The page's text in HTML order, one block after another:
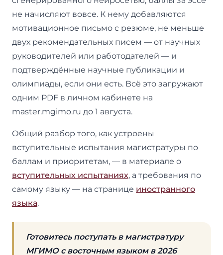
не начисляют вовсе. К нему добавляются
мотивационное письмо с резюме, не меньше
двух рекомендательных писем — от научных
руководителей или работодателей — и
подтверждённые научные публикации и
олимпиады, если они есть. Всё это загружают
одним PDF в личном кабинете на
master.mgimo.ru до 1 августа.
Общий разбор того, как устроены
вступительные испытания магистратуры по
баллам и приоритетам, — в материале о
вступительных испытаниях, а требования по
самому языку — на странице иностранного
языка.
Готовитесь поступать в магистратуру
МГИМО с восточным языком в 2026